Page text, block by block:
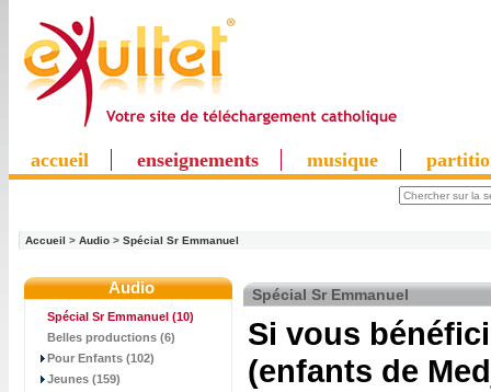
accueil enseignements musique
Accueil > Audio > Spécial Sr Emmanuel
Audio
Spécial Sr Emmanuel (10)
Belles productions (6)
Pour Enfants (102)
Jeunes (159)
Spécial Sr Emmanuel
Si vous
(enfants de